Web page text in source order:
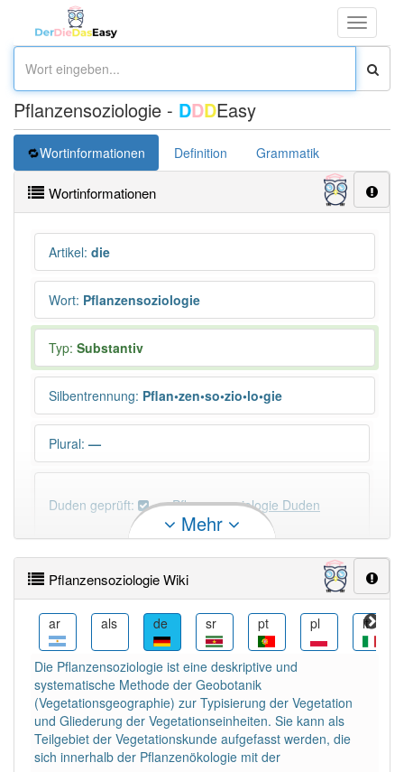
Toggle
Pflanzensoziologie - DDDEasy
Wortinformationen Definition Grammatik
Wortinformationen
Artikel: die
Wort: Pflanzensoziologie
Typ: Substantiv
Silbentrennung: Pflan•zen•so•zio•lo•gie
Plural: —
Duden geprüft: Pflanzensoziologie Duden
×
Wörter, die mit "-ie" enden, haben fast immer
Artikel:die.
DER:41Ausnahmen
Beispiele
DIE:4 354
DAS:34Ausnahmen Beispiele
Mehr
Pflanzensoziologie Wiki
ar als de sr pt pl it
Die Pflanzensoziologie ist eine deskriptive und
systematische Methode der Geobotanik
(Vegetationsgeographie) zur Typisierung der Vegetation
und Gliederung der Vegetationseinheiten. Sie kann als
Teilgebiet der Vegetationskunde aufgefasst werden, die
sich innerhalb der Pflanzenökologie mit der